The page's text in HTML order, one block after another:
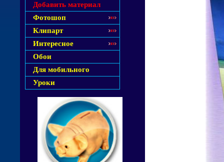
Добавить материал
Фотошоп
Клипарт
Интересное
Обои
Для мобильного
Уроки